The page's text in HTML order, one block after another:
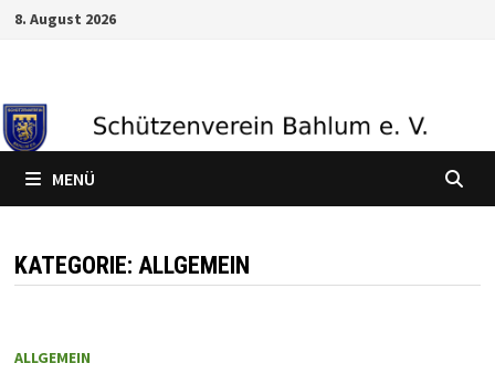
Zum8. August 2026
MENÜ
KATEGORIE: ALLGEMEIN
ALLGEMEIN